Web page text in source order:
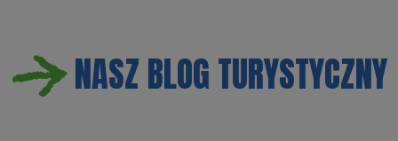
NASZ BLOG TURYSTYCZNY